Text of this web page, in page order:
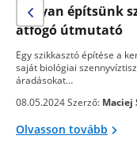
Hogyan építsünk
átfogó útmutató
Egy szikkasztó építése a
saját biológiai
áradásokat…
08.05.2024 Szerző: Maciej
Olvasson tovább